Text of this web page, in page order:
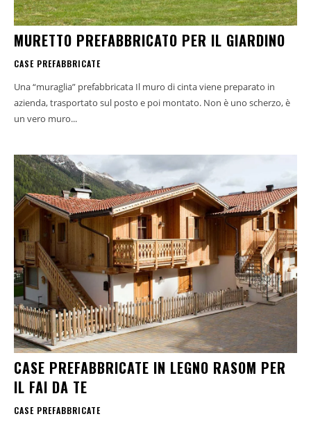
MURETTO PREFABBRICATO PER IL GIARDINO
CASE PREFABBRICATE
Una “muraglia” prefabbricata Il muro di cinta viene preparato in
azienda, trasportato sul posto e poi montato. Non è uno scherzo, è
un vero muro...
CASE PREFABBRICATE IN LEGNO RASOM PER
IL FAI DA TE
CASE PREFABBRICATE